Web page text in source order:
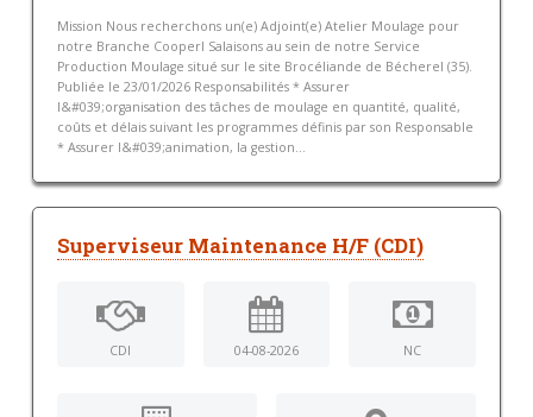
Mission Nous recherchons un(e) Adjoint(e) Atelier Moulage pour
notre Branche Cooperl Salaisons au sein de notre Service
Production Moulage situé sur le site Brocéliande de Bécherel (35).
Publiée le 23/01/2026 Responsabilités * Assurer
l&#039;organisation des tâches de moulage en quantité, qualité,
coûts et délais suivant les programmes définis par son Responsable
* Assurer l&#039;animation, la gestion...
Superviseur Maintenance H/F (CDI)
CDI 04-08-2026 NC